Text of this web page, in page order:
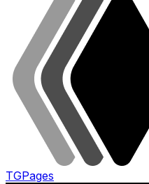
TGPages